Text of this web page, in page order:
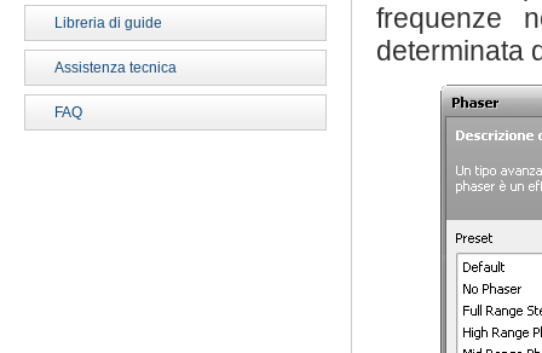
frequenze
determinata
Libreria di guide
Assistenza tecnica
FAQ